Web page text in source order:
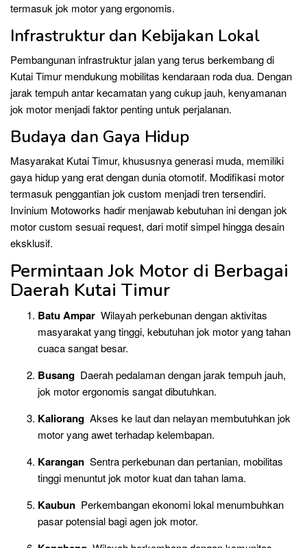
termasuk jok motor yang ergonomis.
Infrastruktur dan Kebijakan Lokal
Pembangunan infrastruktur jalan yang terus berkembang di
Kutai Timur mendukung mobilitas kendaraan roda dua. Dengan
jarak tempuh antar kecamatan yang cukup jauh, kenyamanan
jok motor menjadi faktor penting untuk perjalanan.
Budaya dan Gaya Hidup
Masyarakat Kutai Timur, khususnya generasi muda, memiliki
gaya hidup yang erat dengan dunia otomotif. Modifikasi motor
termasuk penggantian jok custom menjadi tren tersendiri.
Invinium Motoworks hadir menjawab kebutuhan ini dengan jok
motor custom sesuai request, dari motif simpel hingga desain
eksklusif.
Permintaan Jok Motor di Berbagai
Daerah Kutai Timur
Batu Ampar Wilayah perkebunan dengan aktivitas
masyarakat yang tinggi, kebutuhan jok motor yang tahan
cuaca sangat besar.
Busang Daerah pedalaman dengan jarak tempuh jauh,
jok motor ergonomis sangat dibutuhkan.
Kaliorang Akses ke laut dan nelayan membutuhkan jok
motor yang awet terhadap kelembapan.
Karangan Sentra perkebunan dan pertanian, mobilitas
tinggi menuntut jok motor kuat dan tahan lama.
Kaubun Perkembangan ekonomi lokal menumbuhkan
pasar potensial bagi agen jok motor.